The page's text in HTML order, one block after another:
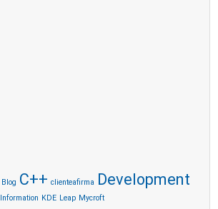
Blog C++ clienteafirma Development
Information KDE Leap Mycroft